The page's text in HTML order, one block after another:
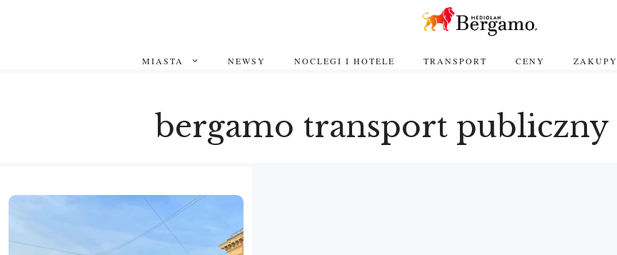
MIASTA NEWSY NOCLEGI I HOTELE TRANSPORT CENY ZAKUPY
bergamo transport publiczny